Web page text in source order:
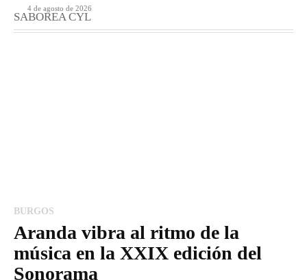
4 de agosto de 2026
SABOREA CYL
BURGOS
Aranda vibra al ritmo de la
música en la XXIX edición del
Sonorama